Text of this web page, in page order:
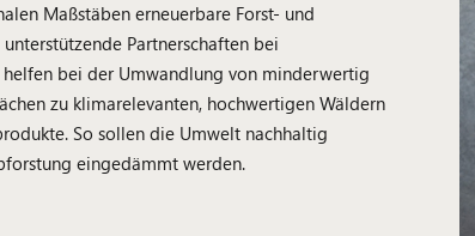
Maßstäben erneuerbare Forst- und
Partnerschaften bei
bei der Umwandlung von minderwertig
zu klimarelevanten, hochwertigen Wäldern
So sollen die Umwelt nachhaltig
eingedämmt werden.